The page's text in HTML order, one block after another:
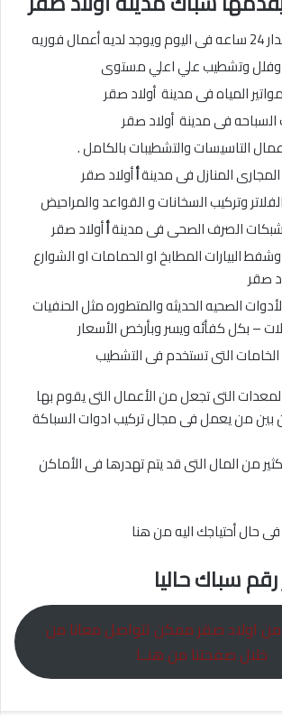
فوريه
وتشطيب علي اعلي مستوى
المياه فى مدينة أولاد صقر
فى مدينة أولاد صقر
التاسيسات والتشطيبات بالكامل .
المنازل فى مدينةأأولاد صقر
وتركيب السخانات و القواعد والمراحيض
شبكات الصرف الصحى فى مدينةأأولاد صقر
البيارات المطابخ او الحمامات او الشوارع
صقر
الصحيه الحديثه والمتطوره مثل الحنفيات
– بكل كفأئه ويسر وبأرخص الأسعار
التى تستخدم فى التشطيب
التى تجعل من الأعمال التى يقوم بها
من يعمل فى مجال تركيب ادوات السباكة
من المال التى قد يتم تهدرها فى الأماكن
فى حال أحتياجك اليه من هنا
سباك حاليا
اولاد صقر ممكن تتواصل معانا من
خلال صفحتنا من هنــا